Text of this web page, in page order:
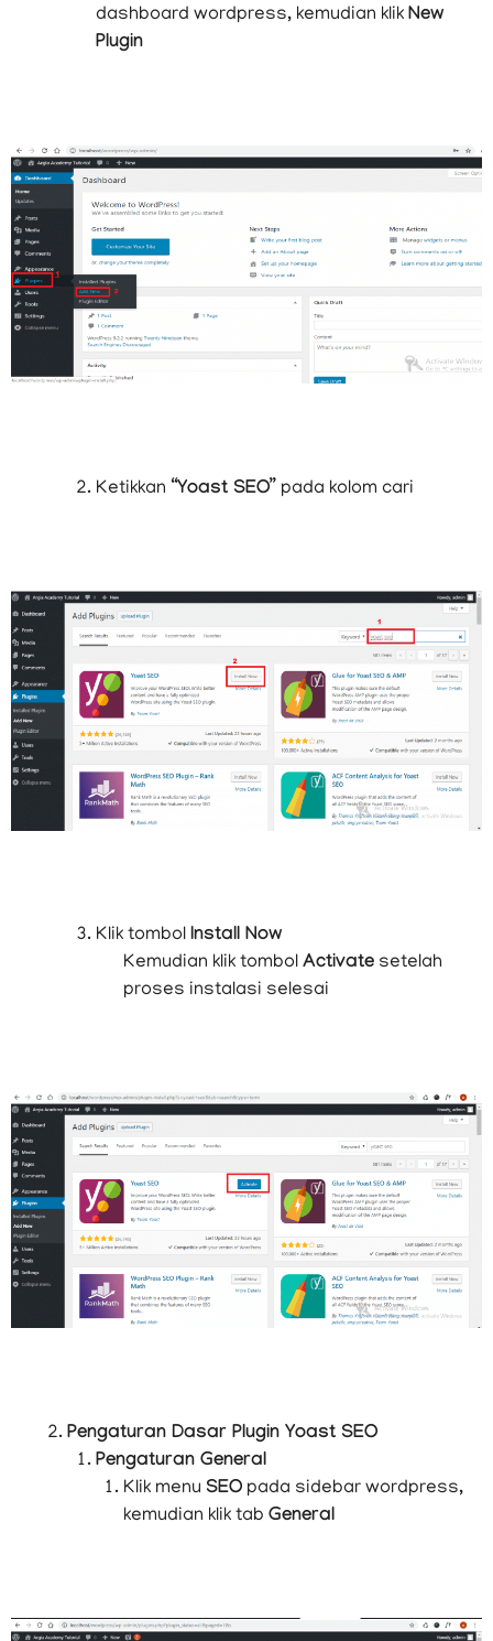
dashboard wordpress, kemudian klik New
Plugin
Ketikkan “Yoast SEO” pada kolom cari
Klik tombol Install Now
Kemudian klik tombol Activate setelah
proses instalasi selesai
Pengaturan Dasar Plugin Yoast SEO
Pengaturan General
Klik menu SEO pada sidebar wordpress,
kemudian klik tab General